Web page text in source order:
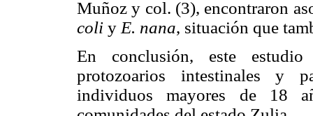
Muñoz y col. (3), encontraron
coli y E. nana, situación que
En conclusión, este
protozoarios intestinales y
individuos mayores de 18